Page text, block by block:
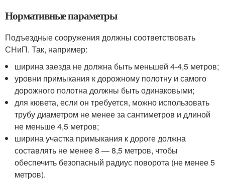
Нормативные параметры
Подъездные сооружения должны соответствовать
СНиП. Так, например:
ширина заезда не должна быть меньшей 4-4,5 метров;
уровни примыкания к дорожному полотну и самого
дорожного полотна должны быть одинаковыми;
для кювета, если он требуется, можно использовать
трубу диаметром не менее за сантиметров и длиной
не меньше 4,5 метров;
ширина участка примыкания к дороге должна
составлять не менее 8 — 8,5 метров, чтобы
обеспечить безопасный радиус поворота (не менее 5
метров).